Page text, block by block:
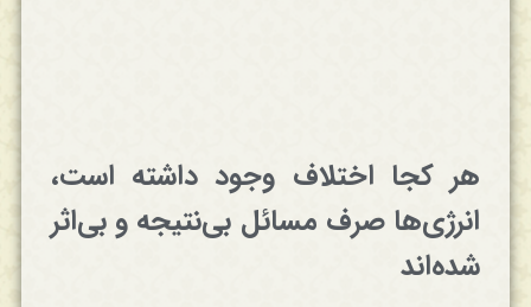
هر کجا اختلاف وجود داشته است،
انرژی‌ها صرف مسائل بی‌نتیجه و بی‌اثر
شده‌اند